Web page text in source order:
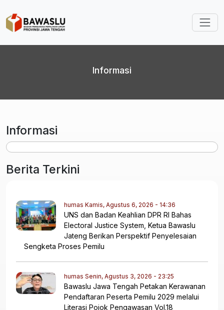
Informasi
Informasi
Berita Terkini
humas Kamis, Agustus 6, 2026 - 14:36
UNS dan Badan Keahlian DPR RI Bahas
Electoral Justice System, Ketua Bawaslu
Jateng Berikan Perspektif Penyelesaian
Sengketa Proses Pemilu
humas Senin, Agustus 3, 2026 - 23:25
Bawaslu Jawa Tengah Petakan Kerawanan
Pendaftaran Peserta Pemilu 2029 melalui
Literasi Pojok Pengawasan Vol.18